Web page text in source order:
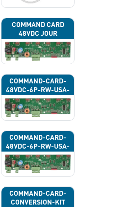
COMMAND CARD
48VDC JOUR
COMMAND-CARD-
48VDC-6P-RW-USA-
43G
COMMAND-CARD-
48VDC-6P-RW-USA-
43J
COMMAND-CARD-
CONVERSION-KIT